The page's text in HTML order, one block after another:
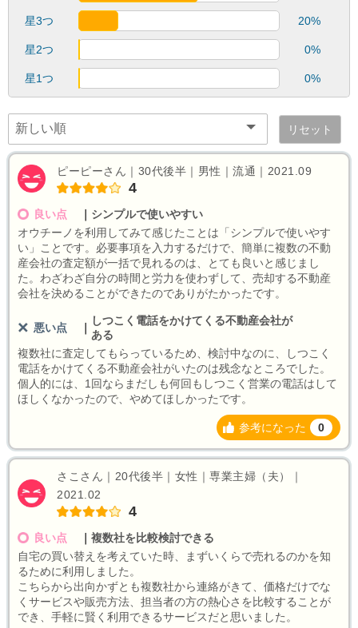
星3つ 20%
星2つ 0%
星1つ 0%
リセット
ピーピーさん｜30代後半｜男性｜流通｜2021.09
4
良い点
シンプルで使いやすい
オウチーノを利用してみて感じたことは「シンプルで使いやす
い」ことです。必要事項を入力するだけで、簡単に複数の不動
産会社の査定額が一括で見れるのは、とても良いと感じまし
た。わざわざ自分の時間と労力を使わずして、売却する不動産
会社を決めることができたのでありがたかったです。
悪い点
しつこく電話をかけてくる不動産会社が
ある
複数社に査定してもらっているため、検討中なのに、しつこく
電話をかけてくる不動産会社がいたのは残念なところでした。
個人的には、1回ならまだしも何回もしつこく営業の電話はして
ほしくなかったので、やめてほしかったです。
参考になった 0
さこさん｜20代後半｜女性｜専業主婦（夫）｜
2021.02
4
良い点
複数社を比較検討できる
自宅の買い替えを考えていた時、まずいくらで売れるのかを知
るために利用しました。
こちらから出向かずとも複数社から連絡がきて、価格だけでな
くサービスや販売方法、担当者の方の熱心さを比較することが
でき、手軽に賢く利用できるサービスだと思いました。